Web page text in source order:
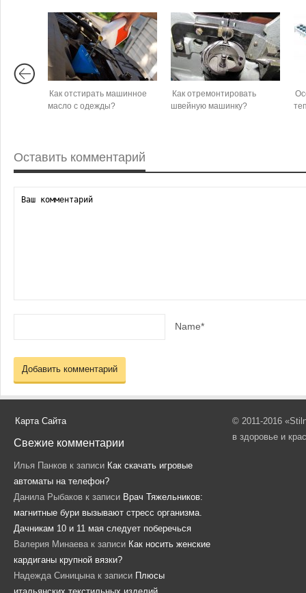
Как отстирать машинное
масло с одежды?
Как отремонтировать
швейную машинку?
Оставить комментарий
Name*
Карта Сайта
Свежие комментарии
Илья Панков к записи Как скачать игровые
автоматы на телефон?
Данила Рыбаков к записи Врач Тяжельников:
магнитные бури вызывают стресс организма.
Дачникам 10 и 11 мая следует поберечься
Валерия Минаева к записи Как носить женские
кардиганы крупной вязки?
Надежда Синицына к записи Плюсы
© 2011-2016
в здоровье и